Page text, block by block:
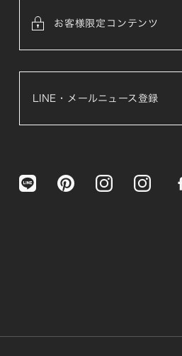
お客様限定コンテンツ
LINE・メールニュース登録